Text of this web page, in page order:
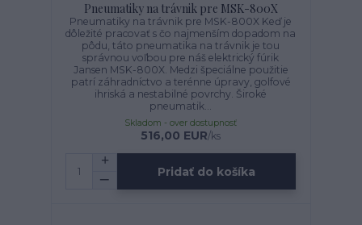
Pneumatiky na trávnik pre MSK-800X
Pneumatiky na trávnik pre MSK-800X Keď je
dôležité pracovať s čo najmenším dopadom na
pôdu, táto pneumatika na trávnik je tou
správnou voľbou pre náš elektrický fúrik
Jansen MSK-800X. Medzi špeciálne použitie
patrí záhradníctvo a terénne úpravy, golfové
ihriská a nestabilné povrchy. Široké
pneumatik...
516,00 EUR/ks
Skladom - over dostupnosť
Pridať do košíka